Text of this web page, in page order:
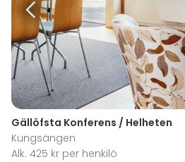
Gällöfsta Konferens / Helheten
Kungsängen
Alk. 425 kr per henkilö